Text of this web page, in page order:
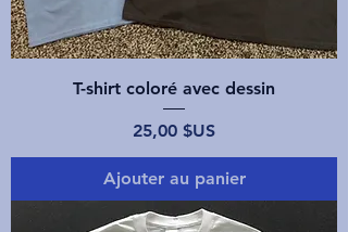
T-shirt coloré avec dessin
Prix
25,00 $US
Ajouter au panier